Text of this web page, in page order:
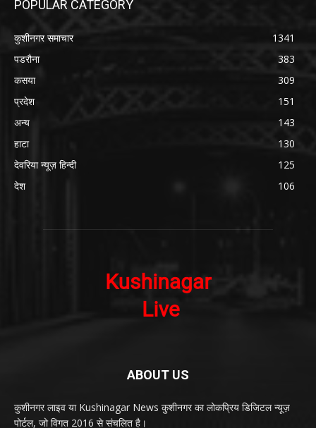
POPULAR CATEGORY
कुशीनगर समाचार
1341
पडरौना
383
कसया
309
प्रदेश
151
अन्य
143
हाटा
130
देवरिया न्यूज़ हिन्दी
125
देश
106
ABOUT US
कुशीनगर लाइव या Kushinagar News कुशीनगर का लोकप्रिय डिजिटल न्यूज़
पोर्टल, जो विगत 2016 से संचलित है।